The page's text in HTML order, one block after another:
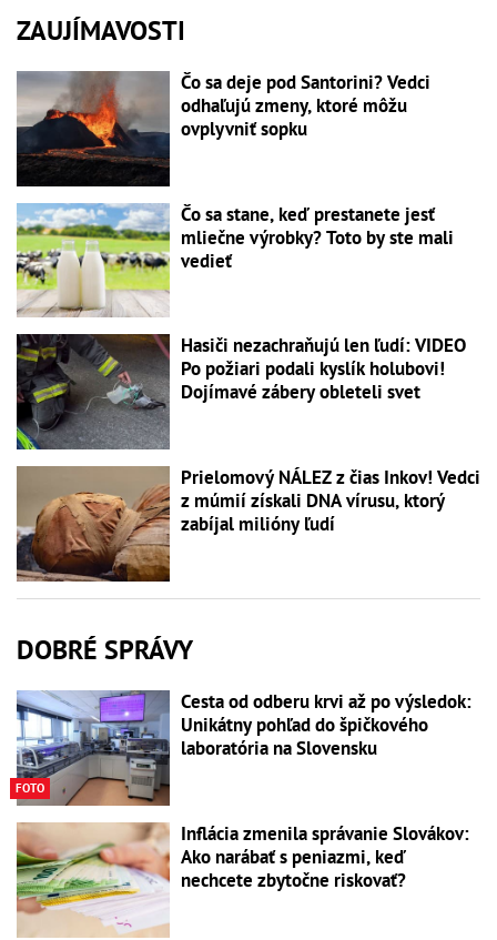
ZAUJÍMAVOSTI
Čo sa deje pod Santorini? Vedci
odhaľujú zmeny, ktoré môžu
ovplyvniť sopku
Čo sa stane, keď prestanete jesť
mliečne výrobky? Toto by ste mali
vedieť
Hasiči nezachraňujú len ľudí: VIDEO
Po požiari podali kyslík holubovi!
Dojímavé zábery obleteli svet
Prielomový NÁLEZ z čias Inkov! Vedci
z múmií získali DNA vírusu, ktorý
zabíjal milióny ľudí
DOBRÉ SPRÁVY
FOTO
Cesta od odberu krvi až po výsledok:
Unikátny pohľad do špičkového
laboratória na Slovensku
Inflácia zmenila správanie Slovákov:
Ako narábať s peniazmi, keď
nechcete zbytočne riskovať?